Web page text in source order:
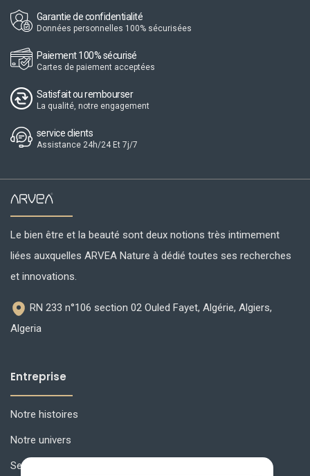
Garantie de confidentialité
Données personnelles 100% sécurisées
Paiement 100% sécurisé
Cartes de paiement acceptées
Satisfait ou rembourser
La qualité, notre engagement
service clients
Assistance 24h/24 Et 7j/7
Le bien être et la beauté sont deux notions très intimement
liées auxquelles ARVEA Nature à dédié toutes ses recherches
et innovations.
RN 233 n°106 section 02 Ouled Fayet, Algérie, Algiers,
Algeria
Entreprise
Notre histoires
Notre univers
Secrets de qualité